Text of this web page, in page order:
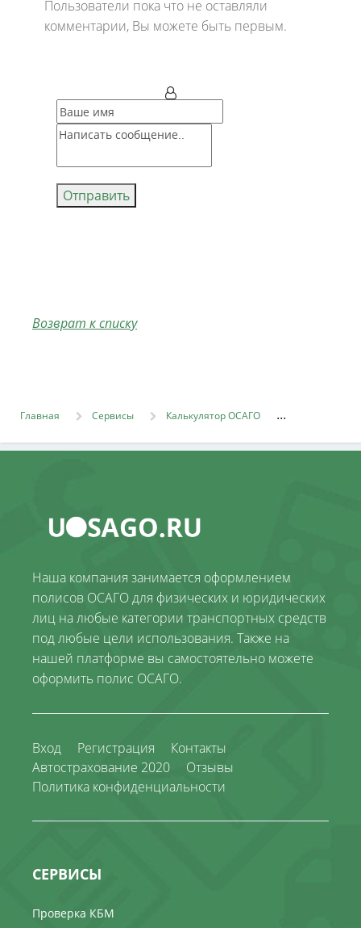
Пользователи пока что не оставляли
комментарии, Вы можете быть первым.
Отправить
Возврат к списку
Главная Сервисы Калькулятор ОСАГО
Наша компания занимается оформлением
полисов ОСАГО для физических и юридических
лиц на любые категории транспортных средств
под любые цели использования. Также на
нашей платформе вы самостоятельно можете
оформить полис ОСАГО.
Вход Регистрация
Контакты
Автострахование 2020
Отзывы
Политика конфиденциальности
СЕРВИСЫ
Проверка КБМ